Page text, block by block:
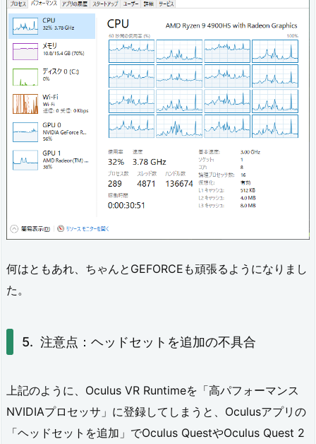
何はともあれ、ちゃんとGEFORCEも頑張るようになりまし
た。
注意点：ヘッドセットを追加の不具合
上記のように、Oculus VR Runtimeを「高パフォーマンス
NVIDIAプロセッサ」に登録してしまうと、Oculusアプリの
「ヘッドセットを追加」でOculus QuestやOculus Quest 2